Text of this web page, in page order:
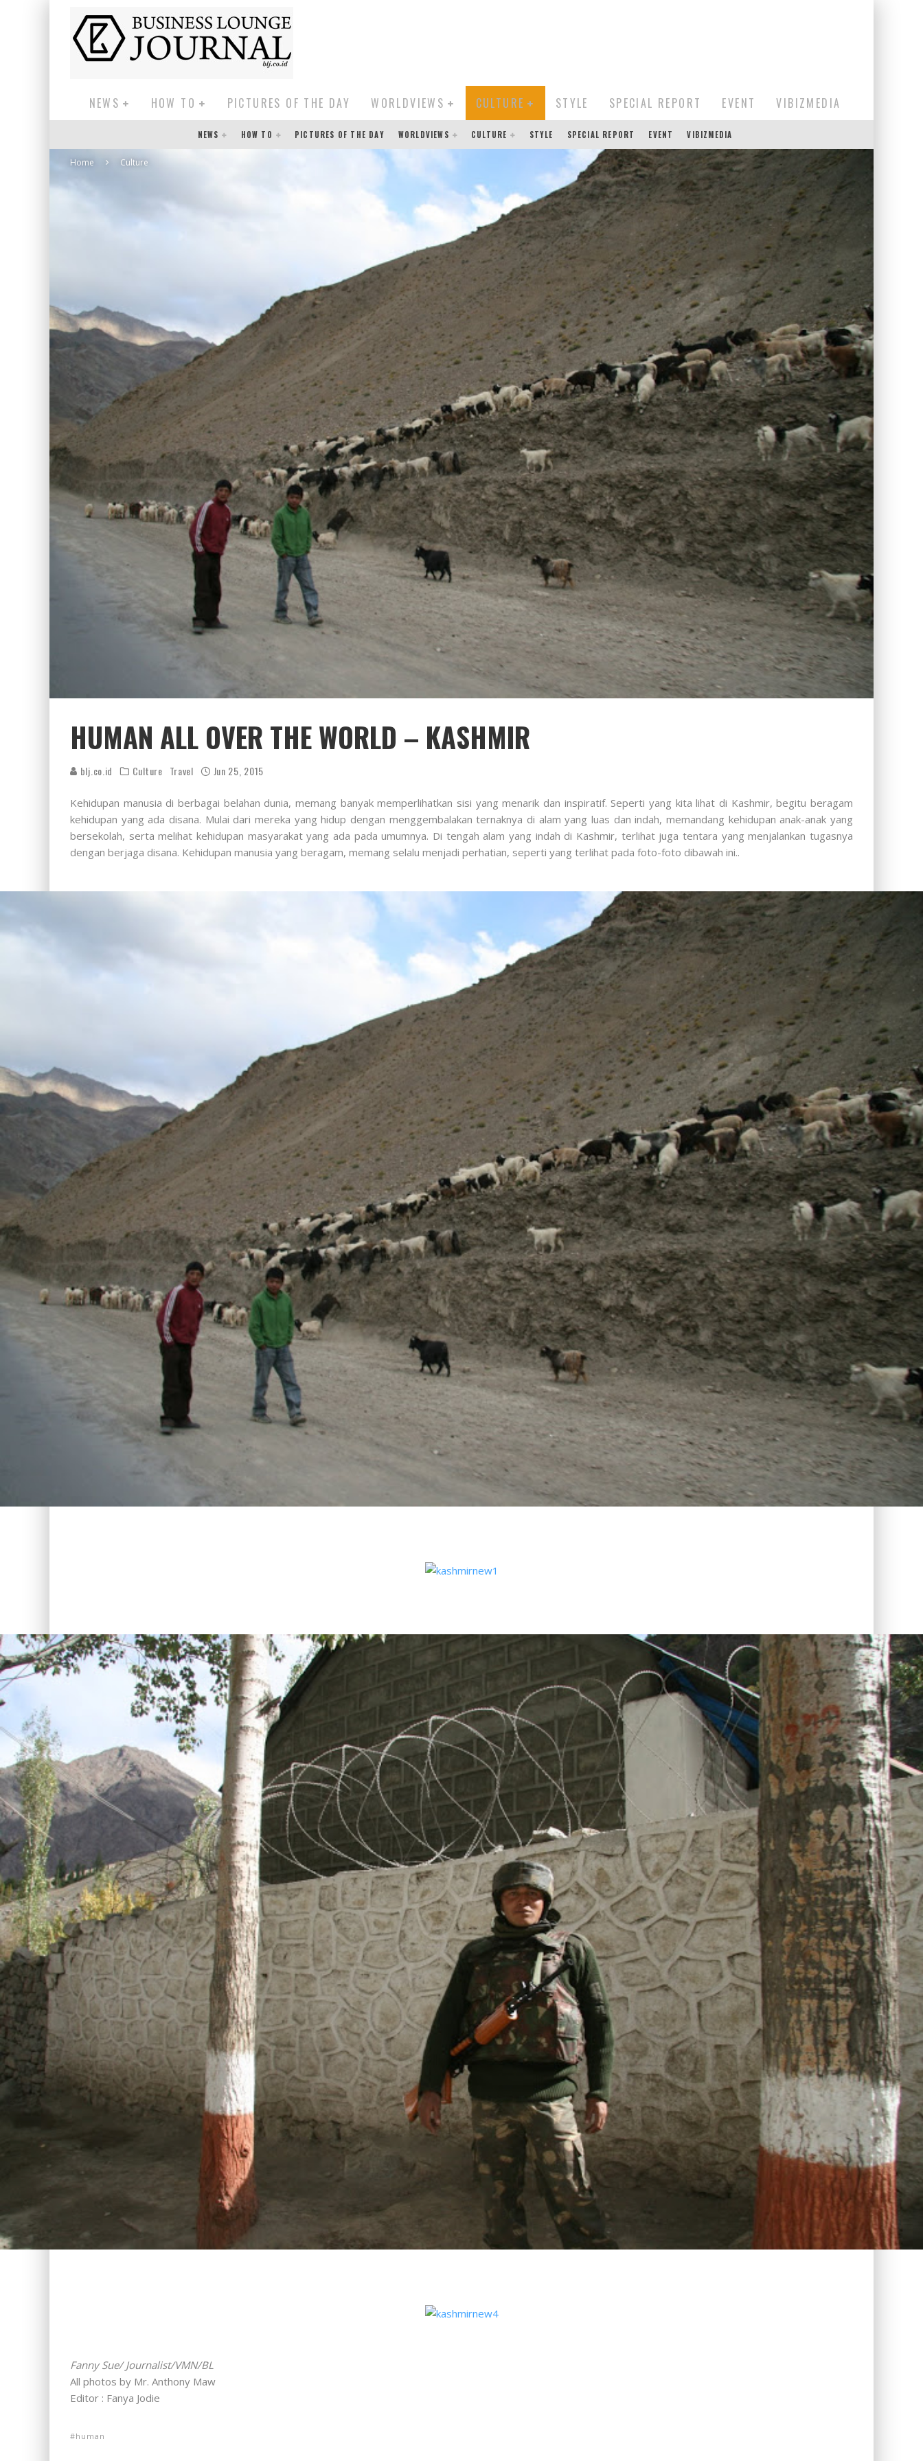
NEWS HOW TO PICTURES OF THE DAY WORLDVIEWS CULTURE STYLE SPECIAL REPORT EVENT VIBIZMEDIA
NEWS HOW TO PICTURES OF THE DAY WORLDVIEWS CULTURE STYLE SPECIAL REPORT EVENT VIBIZMEDIA
Home Culture
HUMAN ALL OVER THE WORLD – KASHMIR
blj.co.id Culture Travel Jun 25, 2015
Kehidupan manusia di berbagai belahan dunia, memang banyak memperlihatkan sisi yang menarik dan inspiratif. Seperti yang kita lihat di Kashmir, begitu beragam
kehidupan yang ada disana. Mulai dari mereka yang hidup dengan menggembalakan ternaknya di alam yang luas dan indah, memandang kehidupan anak-anak yang
bersekolah, serta melihat kehidupan masyarakat yang ada pada umumnya. Di tengah alam yang indah di Kashmir, terlihat juga tentara yang menjalankan tugasnya
dengan berjaga disana. Kehidupan manusia yang beragam, memang selalu menjadi perhatian, seperti yang terlihat pada foto-foto dibawah ini..
Fanny Sue/ Journalist/VMN/BL
All photos by Mr. Anthony Maw
Editor : Fanya Jodie
human